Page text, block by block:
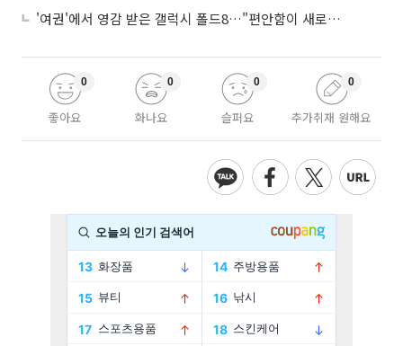
'여권'에서 영감 받은 갤럭시 폴드8…"편안함이 새로운 디자인 경쟁력"
좋아요
0
화나요
0
슬퍼요
0
추가취재 원해요
0